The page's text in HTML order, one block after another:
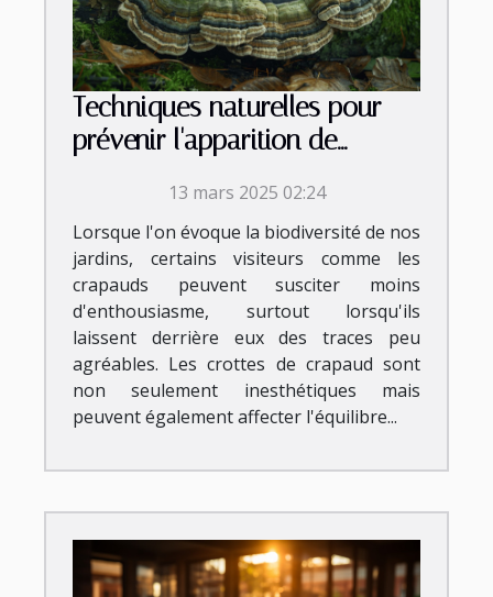
Techniques naturelles pour
prévenir l'apparition de
13 mars 2025 02:24
Lorsque l'on évoque la biodiversité de nos
jardins, certains visiteurs comme les
crapauds peuvent susciter moins
d'enthousiasme, surtout lorsqu'ils
laissent derrière eux des traces peu
agréables. Les crottes de crapaud sont
non seulement inesthétiques mais
peuvent également affecter l'équilibre...